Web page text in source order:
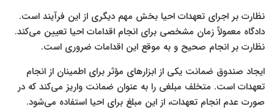
نظارت بر اجرای تعهدات احیا بخش مهم دیگری از این فرآیند است.
دادگاه معمولاً زمان مشخصی برای انجام اقدامات احیا تعیین می‌کند.
نظارت بر انجام صحیح و به موقع این اقدامات ضروری است.
ایجاد صندوق ضمانت یکی از ابزارهای مؤثر برای اطمینان از انجام
تعهدات است. متخلف مبلغی را به عنوان ضمانت واریز می‌کند که در
صورت عدم انجام تعهدات، از این مبلغ برای احیا استفاده می‌شود.